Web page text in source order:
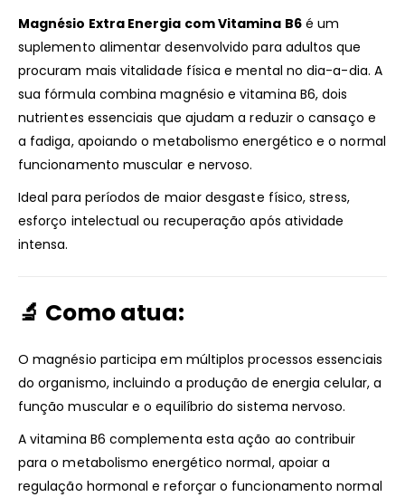
Magnésio Extra Energia com Vitamina B6é um
suplemento alimentar desenvolvido para adultos que
procuram mais vitalidade física e mental no dia-a-dia. A
sua fórmula combina magnésio e vitamina B6, dois
nutrientes essenciais que ajudam a reduzir o cansaço e
a fadiga, apoiando o metabolismo energético e o normal
funcionamento muscular e nervoso.
Ideal para períodos de maior desgaste físico, stress,
esforço intelectual ou recuperação após atividade
intensa.
🔬 Como atua:
O magnésio participa em múltiplos processos essenciais
do organismo, incluindo a produção de energia celular, a
função muscular e o equilíbrio do sistema nervoso.
A vitamina B6 complementa esta ação ao contribuir
para o metabolismo energético normal, apoiar a
regulação hormonal e reforçar o funcionamento normal